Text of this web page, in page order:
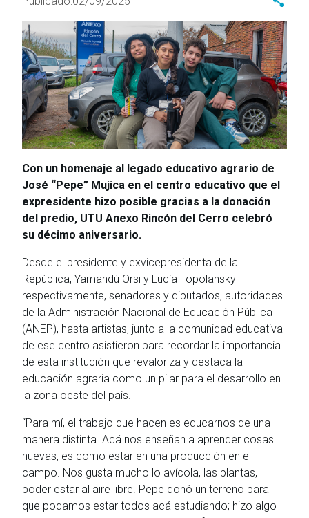
Con un homenaje al legado educativo agrario de
José “Pepe” Mujica en el centro educativo que el
expresidente hizo posible gracias a la donación
del predio, UTU Anexo Rincón del Cerro celebró
su décimo aniversario.
Desde el presidente y exvicepresidenta de la
República, Yamandú Orsi y Lucía Topolansky
respectivamente, senadores y diputados, autoridades
de la Administración Nacional de Educación Pública
(ANEP), hasta artistas, junto a la comunidad educativa
de ese centro asistieron para recordar la importancia
de esta institución que revaloriza y destaca la
educación agraria como un pilar para el desarrollo en
la zona oeste del país.
“Para mí, el trabajo que hacen es educarnos de una
manera distinta. Acá nos enseñan a aprender cosas
nuevas, es como estar en una producción en el
campo. Nos gusta mucho lo avícola, las plantas,
poder estar al aire libre. Pepe donó un terreno para
que podamos estar todos acá estudiando; hizo algo